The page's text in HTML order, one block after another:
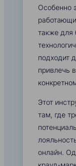
Особенно
также для
подходит
привлечь
Этот
там, где
онлайн.